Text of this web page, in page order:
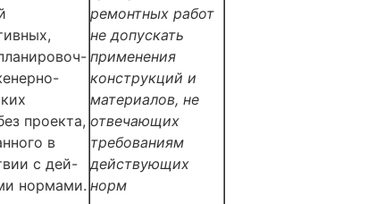
проекта,
в
с дей-
нормами.
ремонтных работ
не допускать
применения
конструкций и
материалов, не
отвечающих
требованиям
действующих
норм